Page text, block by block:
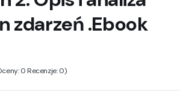
zdarzeń .Ebook
0 Recenzje: 0)